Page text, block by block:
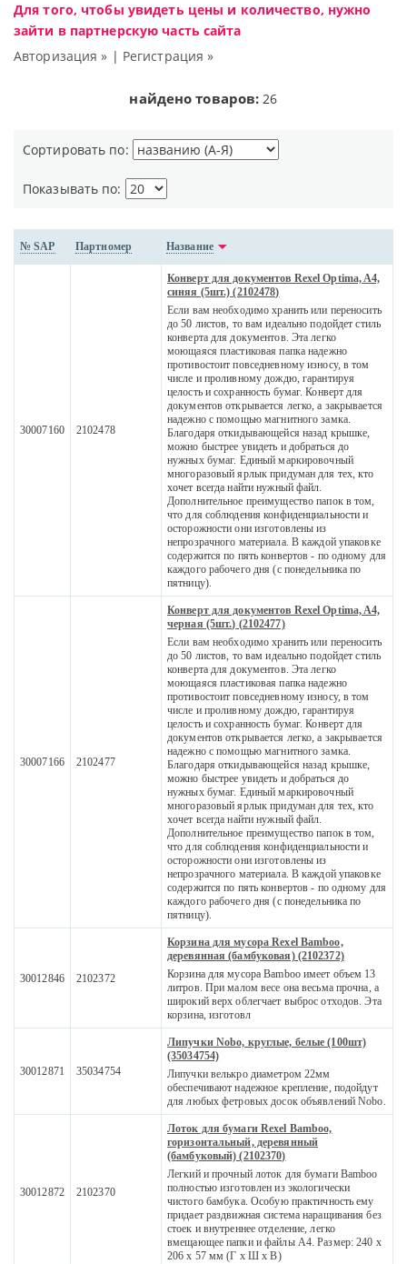
Для того, чтобы увидеть цены и количество, нужно
зайти в партнерскую часть сайта
Авторизация » | Регистрация »
найдено товаров: 26
Сортировать по:
Показывать по:
№ SAP Партномер Название
30007160 2102478
Конверт для документов Rexel Optima, A4,
синяя (5шт.) (2102478)
Если вам необходимо хранить или переносить
до 50 листов, то вам идеально подойдет стиль
конверта для документов. Эта легко
моющаяся пластиковая папка надежно
противостоит повседневному износу, в том
числе и проливному дождю, гарантируя
целость и сохранность бумаг. Конверт для
документов открывается легко, а закрывается
надежно с помощью магнитного замка.
Благодаря откидывающейся назад крышке,
можно быстрее увидеть и добраться до
нужных бумаг. Единый маркировочный
многоразовый ярлык придуман для тех, кто
хочет всегда найти нужный файл.
Дополнительное преимущество папок в том,
что для соблюдения конфиденциальности и
осторожности они изготовлены из
непрозрачного материала. В каждой упаковке
содержится по пять конвертов - по одному для
каждого рабочего дня (с понедельника по
пятницу).
30007166 2102477
Конверт для документов Rexel Optima, A4,
черная (5шт.) (2102477)
Если вам необходимо хранить или переносить
до 50 листов, то вам идеально подойдет стиль
конверта для документов. Эта легко
моющаяся пластиковая папка надежно
противостоит повседневному износу, в том
числе и проливному дождю, гарантируя
целость и сохранность бумаг. Конверт для
документов открывается легко, а закрывается
надежно с помощью магнитного замка.
Благодаря откидывающейся назад крышке,
можно быстрее увидеть и добраться до
нужных бумаг. Единый маркировочный
многоразовый ярлык придуман для тех, кто
хочет всегда найти нужный файл.
Дополнительное преимущество папок в том,
что для соблюдения конфиденциальности и
осторожности они изготовлены из
непрозрачного материала. В каждой упаковке
содержится по пять конвертов - по одному для
каждого рабочего дня (с понедельника по
пятницу).
30012846 2102372
Корзина для мусора Rexel Bamboo,
деревянная (бамбуковая) (2102372)
Корзина для мусора Bamboo имеет объем 13
литров. При малом весе она весьма прочна, а
широкий верх облегчает выброс отходов. Эта
корзина, изготовл
30012871 35034754
Липучки Nobo, круглые, белые (100шт)
(35034754)
Липучки велькро диаметром 22мм
обеспечивают надежное крепление, подойдут
для любых фетровых досок объявлений Nobo.
30012872 2102370
Лоток для бумаги Rexel Bamboo,
горизонтальный, деревянный
(бамбуковый) (2102370)
Легкий и прочный лоток для бумаги Bamboo
полностью изготовлен из экологически
чистого бамбука. Особую практичность ему
придает раздвижная система наращивания без
стоек и внутреннее отделение, легко
вмещающее папки и файлы A4. Размер: 240 x
206 x 57 мм (Г x Ш x В)